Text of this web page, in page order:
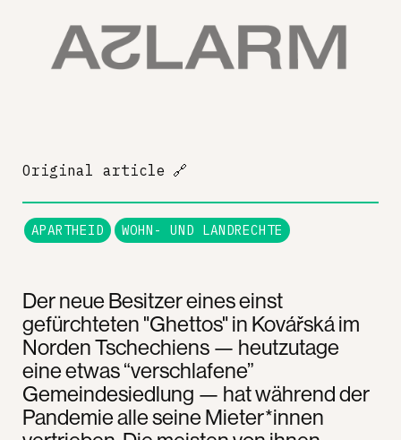
Der neue Besitzer eines einst
gefürchteten "Ghettos" in Kovářská im
Norden Tschechiens — heutzutage
eine etwas “verschlafene”
Gemeindesiedlung — hat während der
Pandemie alle seine Mieter*innen
Original article 🔗
APARTHEID WOHN- UND LANDRECHTE